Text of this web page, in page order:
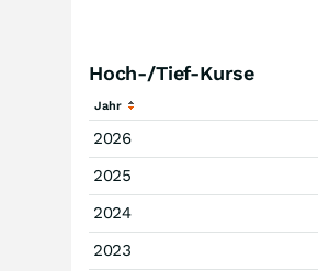
Hoch-/Tief-Kurse
Jahr
2026
2025
2024
2023